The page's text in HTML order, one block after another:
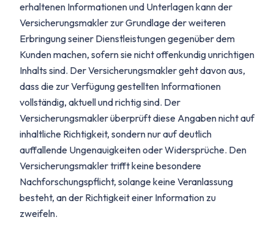
erhaltenen Informationen und Unterlagen kann der
Versicherungsmakler zur Grundlage der weiteren
Erbringung seiner Dienstleistungen gegenüber dem
Kunden machen, sofern sie nicht offenkundig unrichtigen
Inhalts sind. Der Versicherungsmakler geht davon aus,
dass die zur Verfügung gestellten Informationen
vollständig, aktuell und richtig sind. Der
Versicherungsmakler überprüft diese Angaben nicht auf
inhaltliche Richtigkeit, sondern nur auf deutlich
auffallende Ungenauigkeiten oder Widersprüche. Den
Versicherungsmakler trifft keine besondere
Nachforschungspflicht, solange keine Veranlassung
besteht, an der Richtigkeit einer Information zu
zweifeln.